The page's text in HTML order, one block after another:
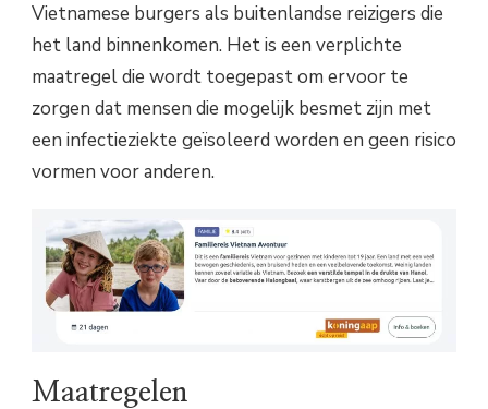
Vietnamese burgers als buitenlandse reizigers die
het land binnenkomen. Het is een verplichte
maatregel die wordt toegepast om ervoor te
zorgen dat mensen die mogelijk besmet zijn met
een infectieziekte geïsoleerd worden en geen risico
vormen voor anderen.
Maatregelen